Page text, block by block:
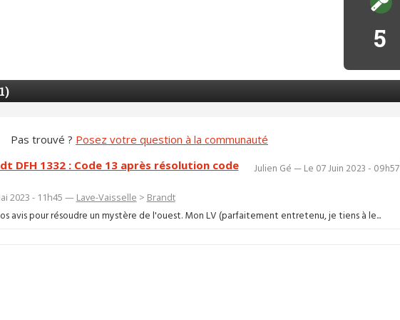
5
Pas trouvé ? Posez votre question à la communauté
Julien Gé — Le 07 Juin 2023 - 09h57
DFH 1332 : Code 13 après résolution code
2023 - 11h45 — Lave-Vaisselle > Brandt
avis pour résoudre un mystère de l'ouest. Mon LV (parfaitement entretenu, je tiens à le...